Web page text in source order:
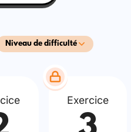
Niveau de difficulté
Exercice